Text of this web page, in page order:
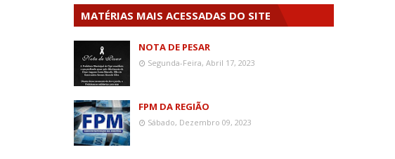
MATÉRIAS MAIS ACESSADAS DO SITE
NOTA DE PESAR
Segunda-Feira, Abril 17, 2023
FPM DA REGIÃO
Sábado, Dezembro 09, 2023